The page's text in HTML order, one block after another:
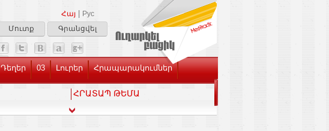
Հայ
Рус
Մուտք
Գրանցվել
Դեղեր 03 Լուրեր Հրապարակումներ
ՀՐԱՏԱՊ ԹԵՄԱ